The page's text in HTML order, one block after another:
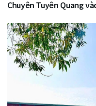
Chuyên Tuyên Quang